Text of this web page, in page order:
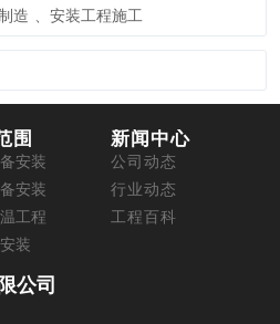
造 、安装工程施工
围
安装
安装
工程
装
新闻中心
公司动态
行业动态
工程百科
公司